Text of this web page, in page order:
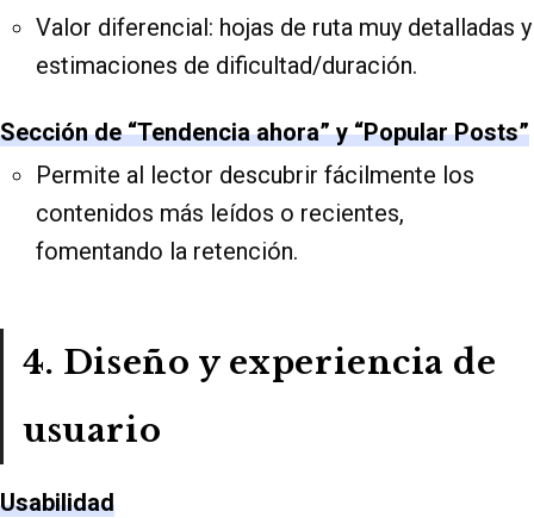
Valor diferencial: hojas de ruta muy detalladas y
estimaciones de dificultad/duración.
Sección de “Tendencia ahora” y “Popular Posts”
Permite al lector descubrir fácilmente los
contenidos más leídos o recientes,
fomentando la retención.
4. Diseño y experiencia de
usuario
Usabilidad